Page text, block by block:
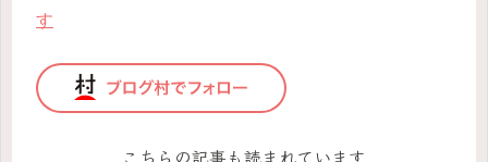
す
こちらの記事も読まれています